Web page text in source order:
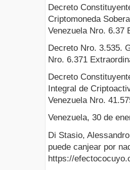
Decreto
Criptomoneda
Venezuela Nro. 6.37
Decreto Nro. 3.535.
Nro. 6.371
Decreto
Integral de
Venezuela Nro.
Venezuela, 30 de
Di Stasio,
puede canjear por
https://